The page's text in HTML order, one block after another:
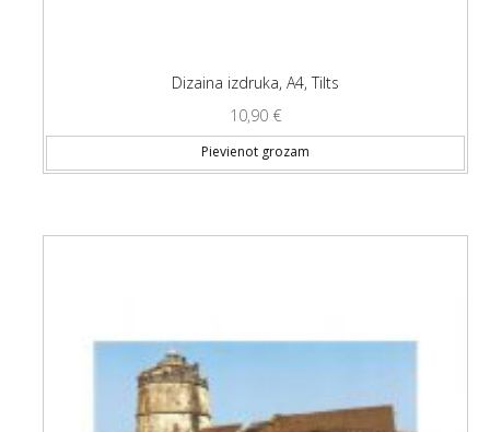
Dizaina izdruka, A4, Tilts
10,90 €
Pievienot grozam